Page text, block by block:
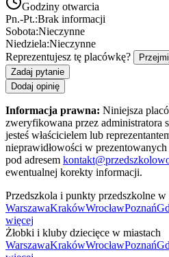
Godziny otwarcia
Pn.-Pt.:Brak informacji
Sobota:Nieczynne
Niedziela:Nieczynne
Reprezentujesz tę placówkę?
Zadaj pytanie
Dodaj opinię
Informacja prawna: Niniejsza
zweryfikowana przez administratora
jesteś właścicielem lub
nieprawidłowości w
pod adresem
ewentualnej korekty informacji.
Przedszkola i punkty przedszkolne w
WarszawaKrakówWrocławPoznań
więcej
Żłobki i kluby dziecięce w miastach
WarszawaKrakówWrocławPoznań